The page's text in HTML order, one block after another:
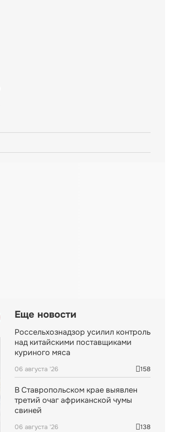
Еще новости
Россельхознадзор усилил контроль
над китайскими поставщиками
куриного мяса
06 августа '26 158
В Ставропольском крае выявлен
третий очаг африканской чумы
свиней
06 августа '26 138